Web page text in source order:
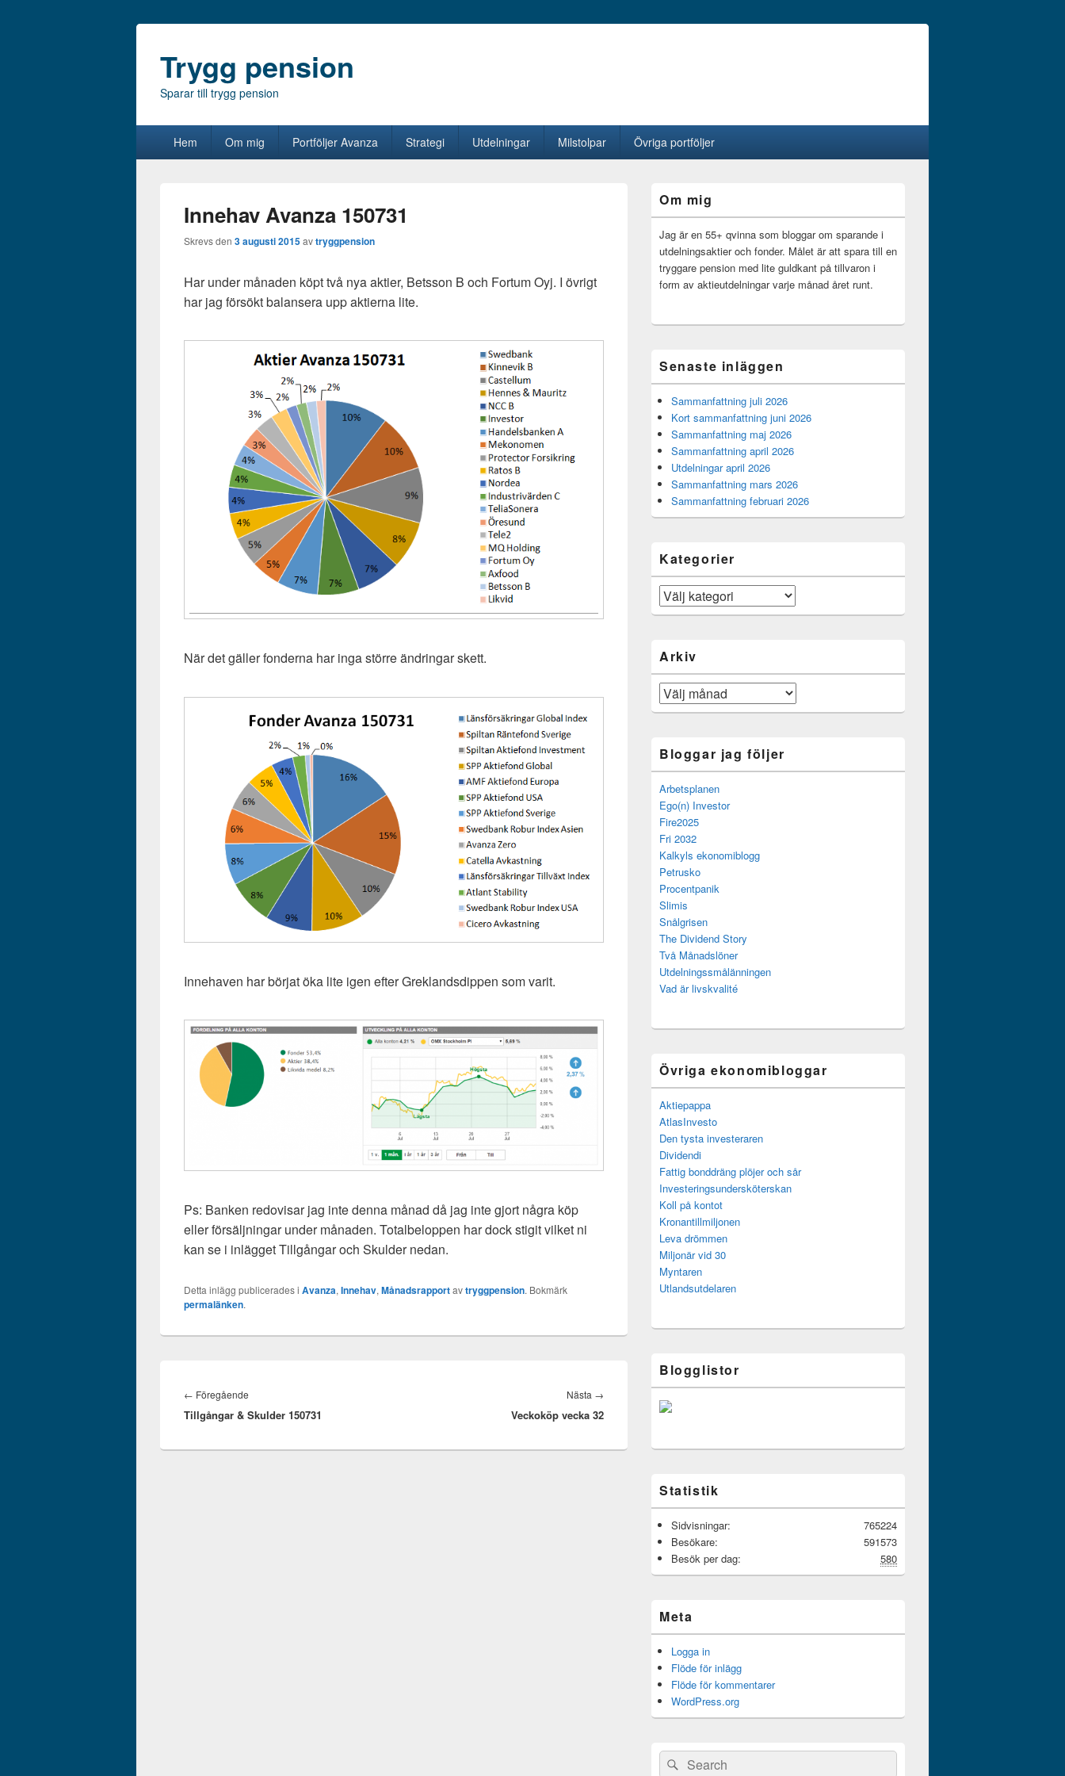
Trygg pension
Sparar till trygg pension
Hem Om mig Portföljer Avanza Strategi Utdelningar Milstolpar Övriga portföljer
Innehav Avanza 150731
Skrevs den 3 augusti 2015avtryggpension
Har under månaden köpt två nya aktier, Betsson B och Fortum Oyj. I övrigt
har jag försökt balansera upp aktierna lite.
När det gäller fonderna har inga större ändringar skett.
Innehaven har börjat öka lite igen efter Greklandsdippen som varit.
Ps: Banken redovisar jag inte denna månad då jag inte gjort några köp
eller försäljningar under månaden. Totalbeloppen har dock stigit vilket ni
kan se i inlägget Tillgångar och Skulder nedan.
Detta inlägg publicerades i Avanza, Innehav, Månadsrapportavtryggpension. Bokmärk
permalänken.
← Föregående
inlägg:
Tillgångar & Skulder 150731
Nästa →
inlägg:
Veckoköp vecka 32
sidofältet
Widget
område
Om mig
Jag är en 55+ qvinna som bloggar om sparande i
utdelningsaktier och fonder. Målet är att spara till en
tryggare pension med lite guldkant på tillvaron i
form av aktieutdelningar varje månad året runt.
Senaste inläggen
Sammanfattning juli 2026
Kort sammanfattning juni 2026
Sammanfattning maj 2026
Sammanfattning april 2026
Utdelningar april 2026
Sammanfattning mars 2026
Sammanfattning februari 2026
Kategorier
Kategorier
Arkiv
Arkiv
Bloggar jag följer
Arbetsplanen
Ego(n) Investor
Fire2025
Fri 2032
Kalkyls ekonomiblogg
Petrusko
Procentpanik
Slimis
Snålgrisen
The Dividend Story
Två Månadslöner
Utdelningssmålänningen
Vad är livskvalité
Övriga ekonomibloggar
Aktiepappa
AtlasInvesto
Den tysta investeraren
Dividendi
Fattig bonddräng plöjer och sår
Investeringsundersköterskan
Koll på kontot
Kronantillmiljonen
Leva drömmen
Miljonär vid 30
Myntaren
Utlandsutdelaren
Blogglistor
Statistik
765224
Sidvisningar:
591573
Besökare:
580
Besök per dag:
Meta
Logga in
Flöde för inlägg
Flöde för kommentarer
WordPress.org
Sök
Sök